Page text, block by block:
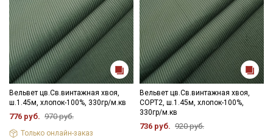
Вельвет цв.Св.винтажная хвоя,
ш.1.45м, хлопок-100%, 330гр/м.кв
776 руб. 970 руб.
Только онлайн-заказ
Вельвет цв.Св.винтажная хвоя,
СОРТ2, ш.1.45м, хлопок-100%,
330гр/м.кв
736 руб. 920 руб.